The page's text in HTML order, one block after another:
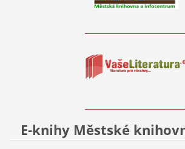
E-knihy Městské